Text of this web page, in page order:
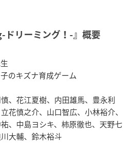
ドリーミング！-』概要
のキズナ育成ゲーム
、花江夏樹、内田雄馬、豊永利
花慎之介、山口智広、小林裕介、
、中島ヨシキ、柿原徹也、天野七
大輔、鈴木裕斗